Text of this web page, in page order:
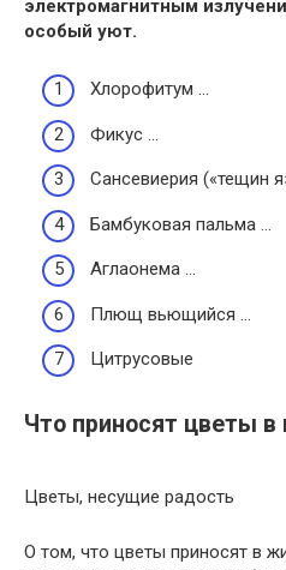
электромагнитным
особый уют.
Хлорофитум …
Фикус …
Сансевиерия («тещин
Бамбуковая пальма …
Аглаонема …
Плющ вьющийся …
Цитрусовые
Что приносят цветы
Цветы, несущие радость
О том, что цветы приносят в